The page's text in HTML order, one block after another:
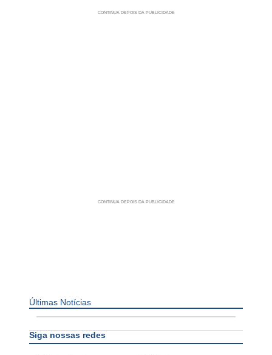
Últimas Notícias
Siga nossas redes